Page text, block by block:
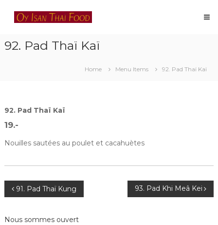
content
Oy
Isan
Food
92. Pad Thaï Kaï
Home Menu Items 92. Pad Thaï Kaï
92. Pad Thaï Kaï
19.-
Nouilles sautées au poulet et cacahuètes
Navigation
de
91. Pad Thaï Kung 93. Pad Khi Meâ Kei
Nous sommes ouvert